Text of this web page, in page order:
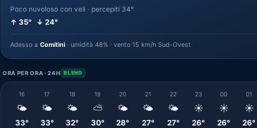
Poco nuvoloso con veli · percepiti 34°
↑ 35° ↓ 24°
Adesso a Comitini · umidità 48% · vento 15 km/h Sud-Ovest
ORA PER ORA · 24H BLEND
16
🌤️
33°
17
🌤️
33°
18
🌤️
32°
19
⛅
30°
20
🌤️
28°
21
🌤️
27°
22
🌤️
27°
23
☀️
26°
00
☀️
26°
01
☀️
26°